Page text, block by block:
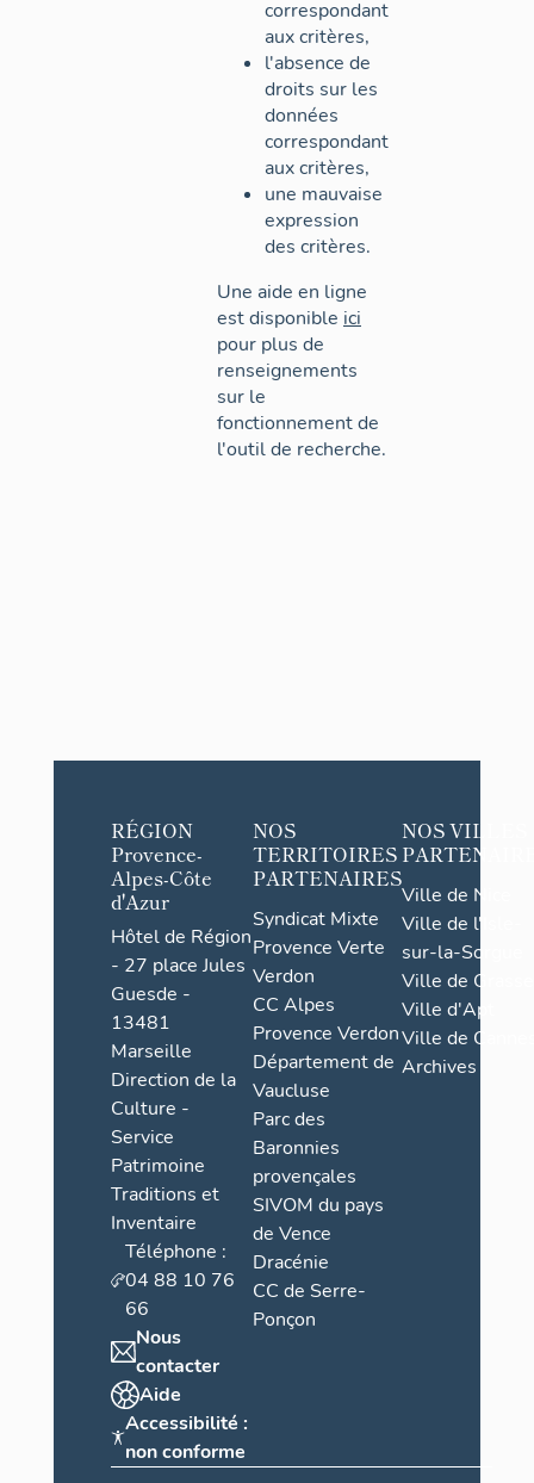
correspondant
aux critères,
l'absence de
droits sur les
données
correspondant
aux critères,
une mauvaise
expression
des critères.
Une aide en ligne
est disponible ici
pour plus de
renseignements
sur le
fonctionnement de
l'outil de recherche.
RÉGION
Provence-
Alpes-Côte
d'Azur
Hôtel de Région
- 27 place Jules
Guesde -
13481
Marseille
Direction de la
Culture -
Service
Patrimoine
Traditions et
Inventaire
Téléphone :
04 88 10 76
66
Nous
contacter
Aide
Accessibilité :
non conforme
NOS
TERRITOIRES
PARTENAIRES
Syndicat Mixte
Provence Verte
Verdon
CC Alpes
Provence Verdon
Département de
Vaucluse
Parc des
Baronnies
provençales
SIVOM du pays
de Vence
Dracénie
CC de Serre-
Ponçon
NOS VILLES
Ville de Nice
Ville de l'Isle-
sur-la-Sorgue
Ville de Grasse
Ville d'Apt
Ville de
Archives